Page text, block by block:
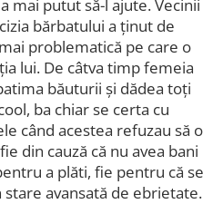
mai putut să-l ajute. Vecinii
bărbatului a ținut de
problematică pe care o
lui. De câtva timp femeia
băuturii și dădea toți
ba chiar se certa cu
când acestea refuzau să o
din cauză că nu avea bani
a plăti, fie pentru că se
stare avansată de ebrietate.